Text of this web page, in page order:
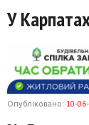
У
Опубліковано: 10-